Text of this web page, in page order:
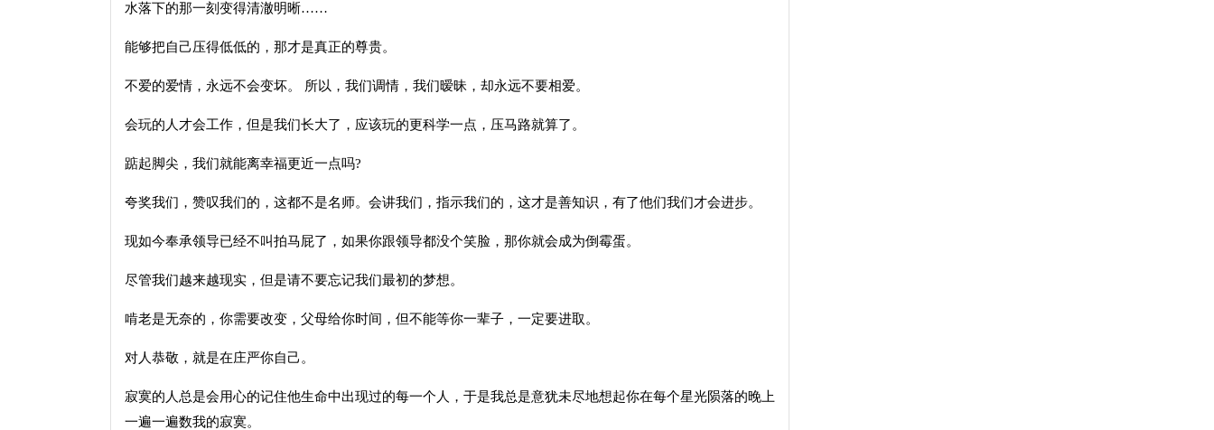
水落下的那一刻变得清澈明晰……
能够把自己压得低低的，那才是真正的尊贵。
不爱的爱情，永远不会变坏。 所以，我们调情，我们暧昧，却永远不要相爱。
会玩的人才会工作，但是我们长大了，应该玩的更科学一点，压马路就算了。
踮起脚尖，我们就能离幸福更近一点吗?
夸奖我们，赞叹我们的，这都不是名师。会讲我们，指示我们的，这才是善知识，有了他们我们才会进步。
现如今奉承领导已经不叫拍马屁了，如果你跟领导都没个笑脸，那你就会成为倒霉蛋。
尽管我们越来越现实，但是请不要忘记我们最初的梦想。
啃老是无奈的，你需要改变，父母给你时间，但不能等你一辈子，一定要进取。
对人恭敬，就是在庄严你自己。
寂寞的人总是会用心的记住他生命中出现过的每一个人，于是我总是意犹未尽地想起你在每个星光陨落的晚上
一遍一遍数我的寂寞。